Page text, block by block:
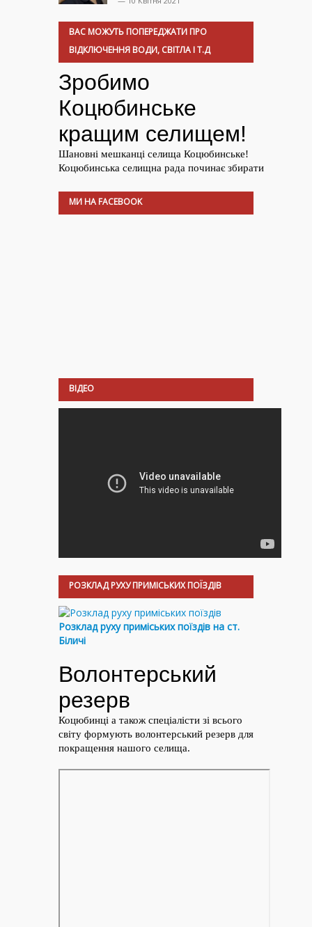
ВАС МОЖУТЬ ПОПЕРЕДЖАТИ ПРО
ВІДКЛЮЧЕННЯ ВОДИ, СВІТЛА І Т.Д
МИ НА FACEBOOK
ВІДЕО
РОЗКЛАД РУХУ ПРИМІСЬКИХ ПОЇЗДІВ
Розклад руху приміських поїздів на ст.
Біличі